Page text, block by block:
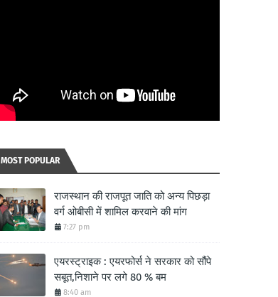
MOST POPULAR
राजस्थान की राजपूत जाति को अन्य पिछड़ा
वर्ग ओबीसी में शामिल करवाने की मांग
7:27 pm
एयरस्ट्राइक : एयरफोर्स ने सरकार को सौंपे
सबूत,निशाने पर लगे 80 % बम
8:40 am